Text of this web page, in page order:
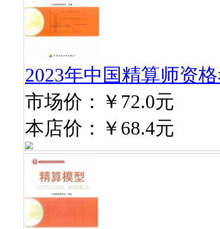
2023年中国精算师资
市场价：
￥72.0元
本店价：
￥68.4元